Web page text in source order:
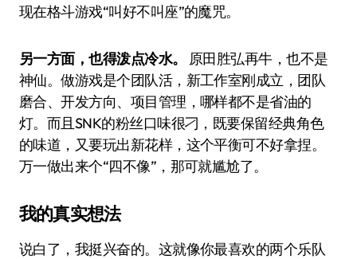
现在格斗游戏“叫好不叫座”的魔咒。
另一方面，也得泼点冷水。
原田胜弘再牛，也不是
神仙。做游戏是个团队活，新工作室刚成立，团队
磨合、开发方向、项目管理，哪样都不是省油的
灯。而且SNK的粉丝口味很刁，既要保留经典角色
的味道，又要玩出新花样，这个平衡可不好拿捏。
万一做出来个“四不像”，那可就尴尬了。
我的真实想法
说白了，我挺兴奋的。这就像你最喜欢的两个乐队